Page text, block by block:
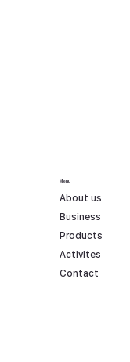
Menu
About us
Business
Products
Activites
Contact